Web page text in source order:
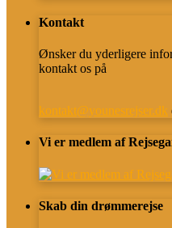
Kontakt
Ønsker du yderligere
kontakt os på
kontakt@younesrejser.dk
Vi er medlem af
Skab din drømmerejse